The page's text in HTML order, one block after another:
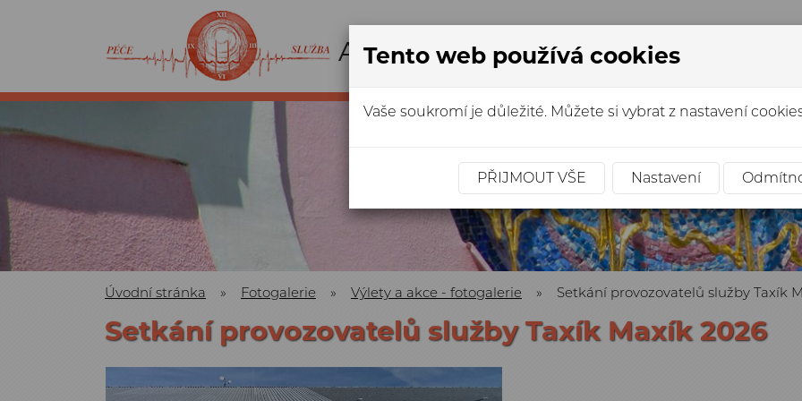
Úvodní stránka » Fotogalerie » Výlety a akce - fotogalerie » Setkání provozovatelů služby Taxík
Setkání provozovatelů služby Taxík Maxík 2026
Tento web používá cookies
Vaše soukromí je důležité. Můžete si vybrat z nastavení
PŘIJMOUT VŠE Nastavení